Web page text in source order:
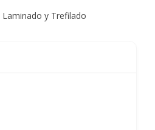
Laminado y Trefilado